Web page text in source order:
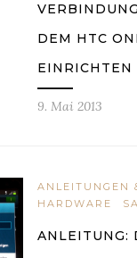
DEM HTC
EINRICHTEN
9. Mai 2013
ANLEITUNGEN
HARDWARE
ANLEITUNG: